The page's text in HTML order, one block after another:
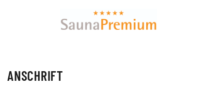
ANSCHRIFT